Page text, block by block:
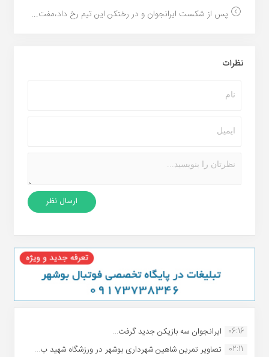
پس از شکست ایرانجوان و در رختکن این تیم رخ داد،مفت...
نظرات
06:16 ایرانجوان سه بازیکن جدید گرفت...
02:11
تصاویر تمرین شاهین شهردارى بوشهر در ورزشگاه شهید ب...